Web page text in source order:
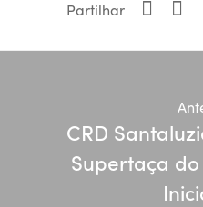
Partilhar
CRD
Supertaça